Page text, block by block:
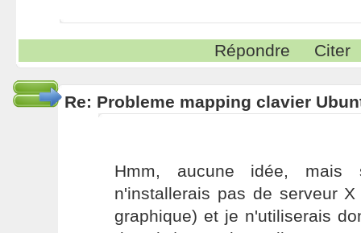
Répondre Citer
Re: Probleme mapping clavier
Hmm, aucune idée,
n'installerais pas de serveur
graphique) et je n'utiliserais